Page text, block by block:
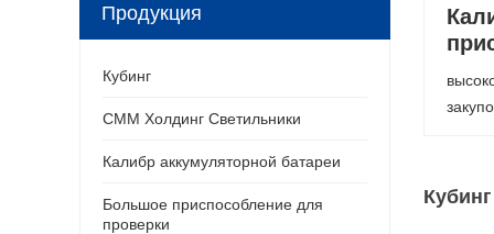
Кубинг
Продукция
Кубинг
CMM Холдинг Светильники
Калибр аккумуляторной батареи
Большое приспособление для
проверки